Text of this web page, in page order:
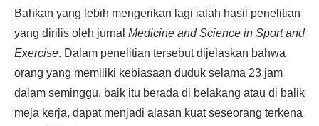
Bahkan yang lebih mengerikan lagi ialah hasil penelitian
yang dirilis oleh jurnal Medicine and Science in Sport and
Exercise. Dalam penelitian tersebut dijelaskan bahwa
orang yang memiliki kebiasaan duduk selama 23 jam
dalam seminggu, baik itu berada di belakang atau di balik
meja kerja, dapat menjadi alasan kuat seseorang terkena